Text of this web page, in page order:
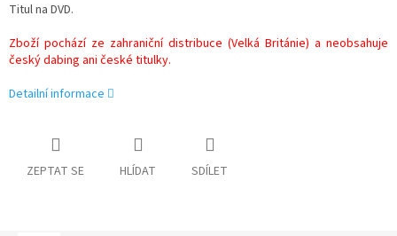
Titul na DVD.
Zboží pochází ze zahraniční distribuce (Velká Británie) a neobsahuje
český dabing ani české titulky.
Detailní informace
ZEPTAT SE HLÍDAT SDÍLET